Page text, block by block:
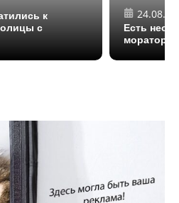
к
с
Есть